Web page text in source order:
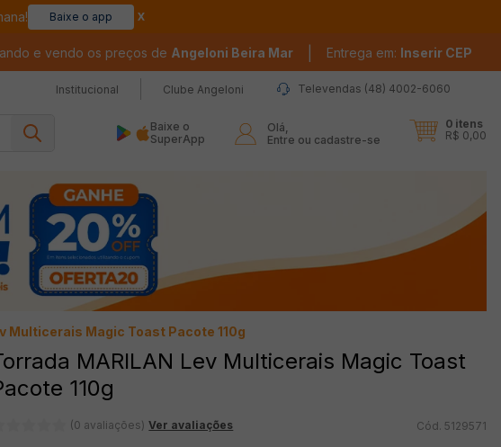
Baixe o app
e vendo os preços de Angeloni Beira Mar Entrega em: Inserir CEP
Institucional Clube Angeloni Televendas (48) 4002-6060
Baixe o
SuperApp
Olá,
Entre ou cadastre-se
0 itens
R$ 0,00
Multicerais Magic Toast Pacote 110g
MARILAN Lev Multicerais Magic Toast
110g
(0 avaliações) Ver avaliações 5129571